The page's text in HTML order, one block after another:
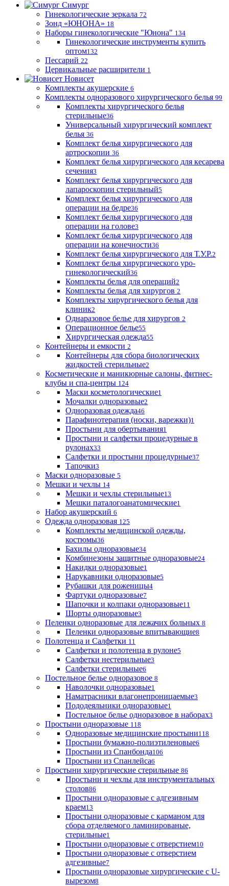
Симург
Гинекологические зеркала 72
Зонд «ЮНОНА» 18
Наборы гинекологические "Юнона" 134
Гинекологические инструменты купить
оптом132
Пессарий 22
Цервикальные расширители 1
Новисет
Комплекты акушерские 6
Комплекты одноразового хирургического белья 99
Комплекты хирургического белья
стерильные36
Универсальный хирургический комплект
белья 36
Комплект белья хирургического для
артроскопии 36
Комплект белья хирургического для кесарева
сечения3
Комплект белья хирургического для
лапароскопии стерильный5
Комплект белья хирургического для
операции на бедре36
Комплект белья хирургического для
операции на голове3
Комплект белья хирургического для
операции на конечности36
Комплект белья хирургического для Т.У.Р.2
Комплект белья хирургического уро-
гинекологический36
Комплекты белья для операций2
Комплекты белья для хирургов 2
Комплекты хирургического белья для
клиник2
Однаразовое белье для хирургов 2
Операционное белье55
Хирургическая одежда55
Контейнеры и емкости 2
Контейнеры для сбора биологических
жидкостей стерильные2
Косметические и маникюрные салоны, фитнес-
клубы и спа-центры 124
Маски косметологические1
Мочалки одноразовые2
Одноразовая одежда46
Парафинотерапия (носки, варежки)1
Простыни для обертывания1
Простыни и салфетки процедурные в
рулонах33
Салфетки и простыни процедурные37
Тапочки3
Маски одноразовые 5
Мешки и чехлы 14
Мешки и чехлы стерильные13
Мешки паталогоанатомические1
Набор акушерский 6
Одежда одноразовая 125
Комплекты медицинской одежды,
костюмы36
Бахилы одноразовые34
Комбинезоны защитные одноразовые24
Накидки одноразовые1
Нарукавники одноразовые5
Рубашки для роженицы4
Фартуки одноразовые7
Шапочки и колпаки одноразовые11
Шорты одноразовые3
Пеленки одноразовые для лежачих больных 8
Пеленки одноразовые впитывающие8
Полотенца и Салфетки 11
Салфетки и полотенца в рулоне5
Салфетки нестерильные3
Салфетки стерильные6
Постельное белье одноразовое 8
Наволочки одноразовые1
Наматрасники влагонепроницаемые3
Пододеяльники одноразовые1
Постельное белье одноразовое в наборах3
Простыни одноразовые 118
Одноразовые медицинские простыни118
Простыни бумажно-полиэтиленовые6
Простыни из Спанбонда106
Простыни из Спанлейса6
Простыни хирургические стерильные 86
Простыни и чехлы для инструментальных
столов86
Простыни одноразовые с адгезивным
краем13
Простыни одноразовые с карманом для
сбора отделяемого ламинированые,
стерильные1
Простыни одноразовые с отверстием10
Простыни одноразовые с отверстием
адгезивные7
Простыни одноразовые хирургические с U-
вырезом8